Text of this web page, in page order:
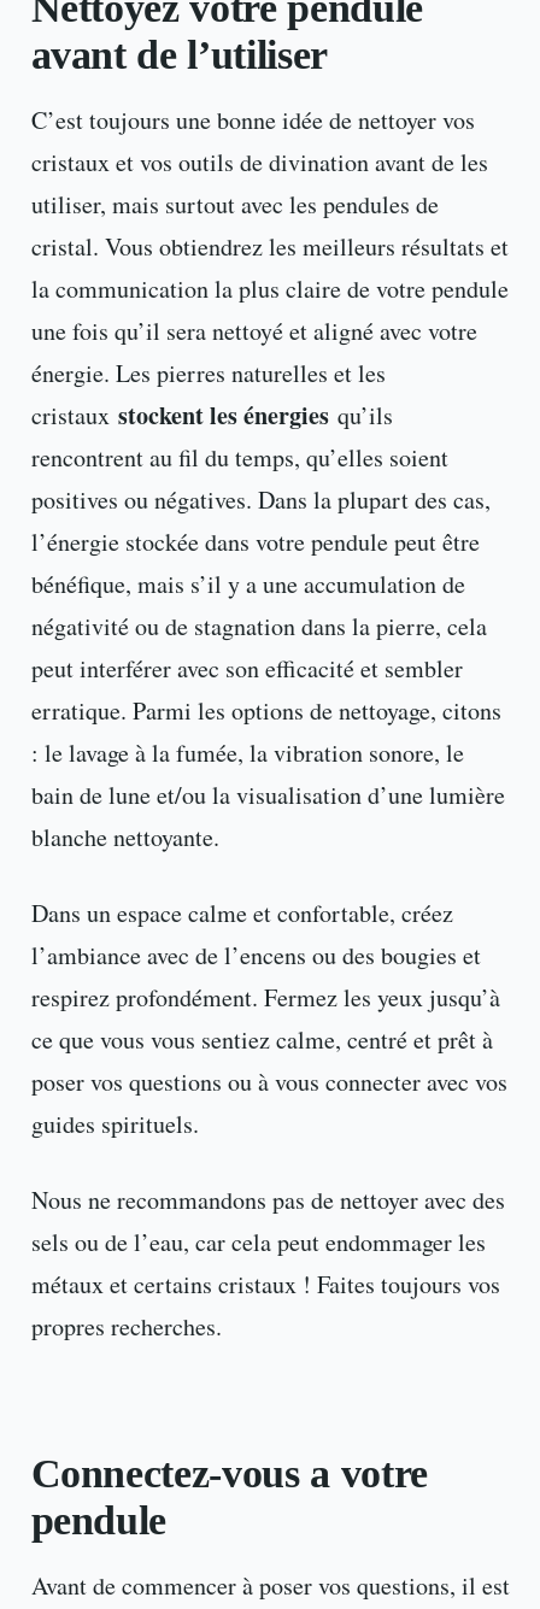
avant de l’utiliser
C’est toujours une bonne idée de nettoyer vos
cristaux et vos outils de divination avant de les
utiliser, mais surtout avec les pendules de
cristal. Vous obtiendrez les meilleurs résultats et
la communication la plus claire de votre pendule
une fois qu’il sera nettoyé et aligné avec votre
énergie. Les pierres naturelles et les
cristaux stockent les énergiesqu’ils
rencontrent au fil du temps, qu’elles soient
positives ou négatives. Dans la plupart des cas,
l’énergie stockée dans votre pendule peut être
bénéfique, mais s’il y a une accumulation de
négativité ou de stagnation dans la pierre, cela
peut interférer avec son efficacité et sembler
erratique. Parmi les options de nettoyage, citons
: le lavage à la fumée, la vibration sonore, le
bain de lune et/ou la visualisation d’une lumière
blanche nettoyante.
Dans un espace calme et confortable, créez
l’ambiance avec de l’encens ou des bougies et
respirez profondément. Fermez les yeux jusqu’à
ce que vous vous sentiez calme, centré et prêt à
poser vos questions ou à vous connecter avec vos
guides spirituels.
Nous ne recommandons pas de nettoyer avec des
sels ou de l’eau, car cela peut endommager les
métaux et certains cristaux ! Faites toujours vos
propres recherches.
Connectez-vous a votre
pendule
Avant de commencer à poser vos questions, il est